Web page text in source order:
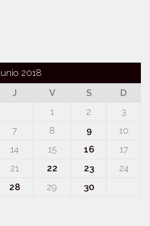
junio 2018
J V S
D
1
2
3
7 8 9
10
14 15 16
17
21 22 23
24
28 29
30